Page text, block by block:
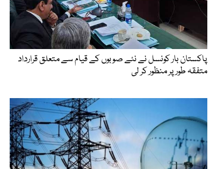
پاکستان بار کونسل نے نئے صوبوں کے قیام سے متعلق قرارداد
متفقہ طور پر منظور کر لی